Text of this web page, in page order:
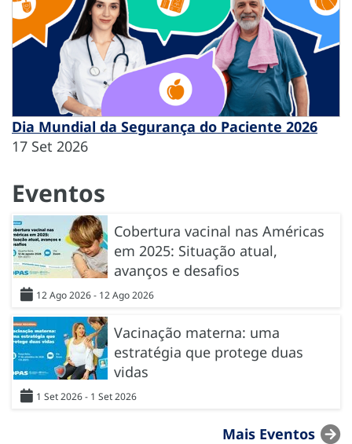
Dia Mundial da Segurança do Paciente 2026
17 Set 2026
Eventos
Cobertura vacinal nas Américas
em 2025: Situação atual,
avanços e desafios
12 Ago 2026 - 12 Ago 2026
Vacinação materna: uma
estratégia que protege duas
vidas
1 Set 2026 - 1 Set 2026
Mais Eventos